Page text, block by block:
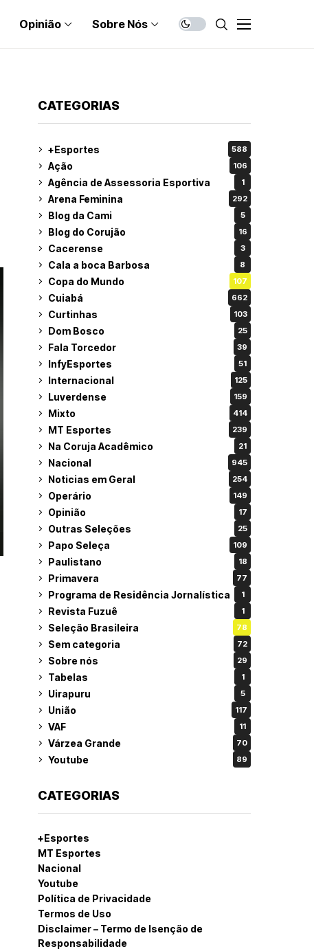
Opinião Sobre Nós
CATEGORIAS
+Esportes 588
Ação 106
Agência de Assessoria Esportiva 1
Arena Feminina 292
Blog da Cami 5
Blog do Corujão 16
Cacerense 3
Cala a boca Barbosa 8
Copa do Mundo 107
Cuiabá 662
Curtinhas 103
Dom Bosco 25
Fala Torcedor 39
InfyEsportes 51
Internacional 125
Luverdense 159
Mixto 414
MT Esportes 239
Na Coruja Acadêmico 21
Nacional 945
Noticias em Geral 254
Operário 149
Opinião 17
Outras Seleções 25
Papo Seleça 109
Paulistano 18
Primavera 77
Programa de Residência Jornalística 1
Revista Fuzuê 1
Seleção Brasileira 78
Sem categoria 72
Sobre nós 29
Tabelas 1
Uirapuru 5
União 117
VAF 11
Várzea Grande 70
Youtube 89
CATEGORIAS
+Esportes
MT Esportes
Nacional
Youtube
Política de Privacidade
Termos de Uso
Disclaimer – Termo de Isenção de
Responsabilidade